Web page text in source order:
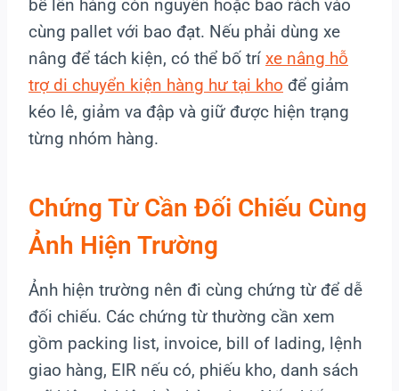
bể lên hàng còn nguyên hoặc bao rách vào
cùng pallet với bao đạt. Nếu phải dùng xe
nâng để tách kiện, có thể bố trí xe nâng hỗ
trợ di chuyển kiện hàng hư tại kho để giảm
kéo lê, giảm va đập và giữ được hiện trạng
từng nhóm hàng.
Chứng Từ Cần Đối Chiếu Cùng
Ảnh Hiện Trường
Ảnh hiện trường nên đi cùng chứng từ để dễ
đối chiếu. Các chứng từ thường cần xem
gồm packing list, invoice, bill of lading, lệnh
giao hàng, EIR nếu có, phiếu kho, danh sách